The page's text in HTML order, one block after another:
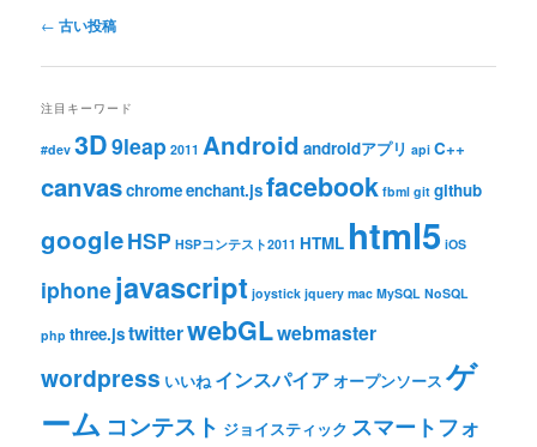
投稿ナビゲーション
← 古い投稿
注目キーワード
#dev 3D9leap 2011 Android androidアプリ api C++
canvaschromeenchant.jsfacebook fbml git github
googleHSP HSPコンテスト2011 HTML html5 iOS
iphonejavascript joystick jquery mac MySQL NoSQL
php three.jstwitterwebGLwebmaster
wordpress いいね インスパイアオープンソース ゲ
ーム コンテスト ジョイスティック スマートフォ